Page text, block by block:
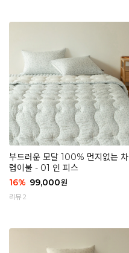
부드러운 모달 100% 먼지없는 차
렵이불 - 01 인 피스
16% 99,000원
리뷰 2